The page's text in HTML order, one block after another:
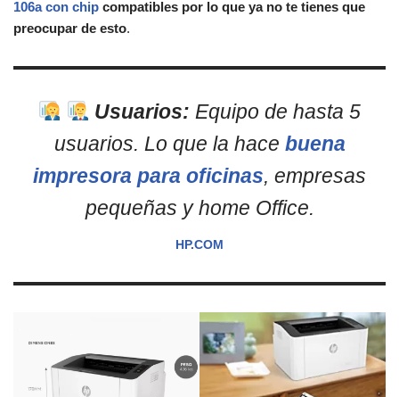
106a con chip compatibles por lo que ya no te tienes que
preocupar de esto.
Usuarios: Equipo de hasta 5
usuarios. Lo que la hace buena
impresora para oficinas, empresas
pequeñas y home Office.
HP.COM